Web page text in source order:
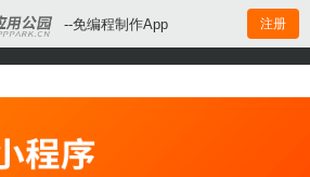
--免编程制作App 注册